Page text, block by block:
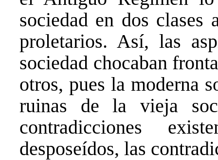
sociedad en dos clases
proletarios. Así, las
sociedad chocaban
otros, pues la moderna
ruinas de la vieja
contradicciones
desposeídos, las